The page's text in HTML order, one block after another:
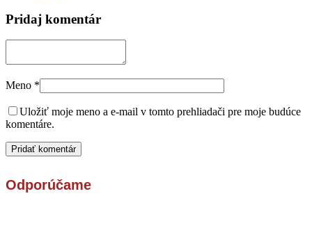
Pridaj komentár
Meno *
Uložiť moje meno a e-mail v tomto prehliadači pre moje budúce
komentáre.
Odporúčame